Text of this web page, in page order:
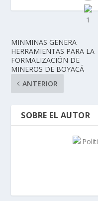
MINMINAS GENERA
HERRAMIENTAS PARA LA
FORMALIZACIÓN DE
MINEROS DE BOYACÁ
ANTERIOR
SOBRE EL AUTOR